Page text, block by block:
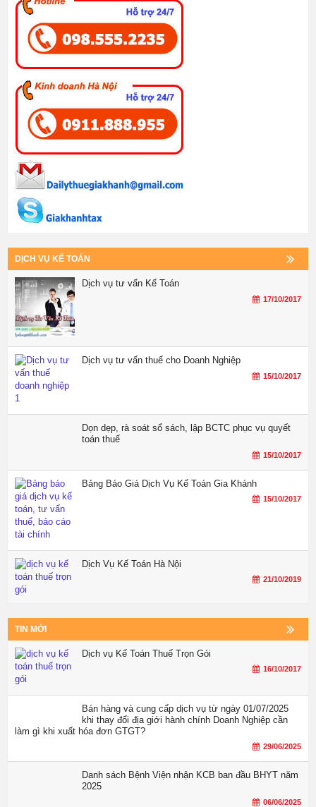
DỊCH VỤ KẾ TOÁN
Dịch vụ tư vấn Kế Toán
17/10/2017
Dịch vụ tư vấn thuế cho Doanh Nghiệp
15/10/2017
Dọn dẹp, rà soát sổ sách, lập BCTC phục vụ quyết
toán thuế
15/10/2017
Bảng Báo Giá Dịch Vụ Kế Toán Gia Khánh
15/10/2017
Dịch Vụ Kế Toán Hà Nội
21/10/2019
TIN MỚI
Dịch vụ Kế Toán Thuế Trọn Gói
16/10/2017
Bán hàng và cung cấp dịch vụ từ ngày 01/07/2025
khi thay đổi địa giới hành chính Doanh Nghiệp cần
làm gì khi xuất hóa đơn GTGT?
29/06/2025
Danh sách Bệnh Viện nhận KCB ban đầu BHYT năm
2025
06/06/2025